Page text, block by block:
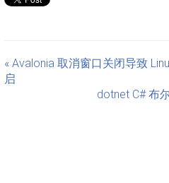
« Avalonia 取消窗口关闭导致
启
dotnet C# 布